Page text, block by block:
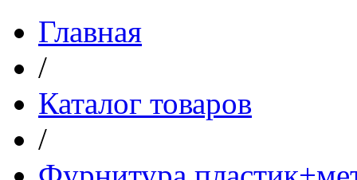
Главная
/
Каталог товаров
/